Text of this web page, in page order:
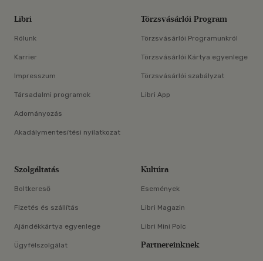
Libri
Rólunk
Karrier
Impresszum
Társadalmi programok
Adományozás
Akadálymentesítési nyilatkozat
Törzsvásárlói Program
Törzsvásárlói Programunkról
Törzsvásárlói Kártya egyenlege
Törzsvásárlói szabályzat
Libri App
Szolgáltatás
Boltkereső
Fizetés és szállítás
Ajándékkártya egyenlege
Ügyfélszolgálat
Kultúra
Események
Libri Magazin
Libri Mini Polc
Partnereinknek